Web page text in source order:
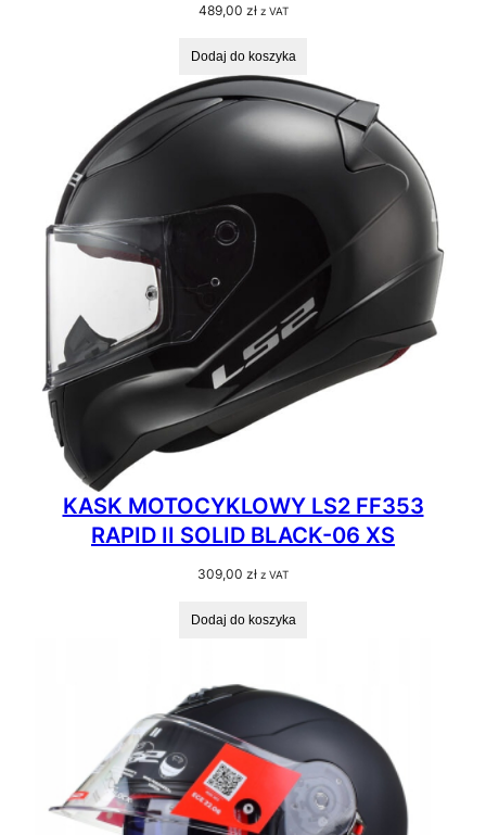
489,00 zł z VAT
Dodaj do koszyka
KASK MOTOCYKLOWY LS2 FF353
RAPID II SOLID BLACK-06 XS
309,00 zł z VAT
Dodaj do koszyka